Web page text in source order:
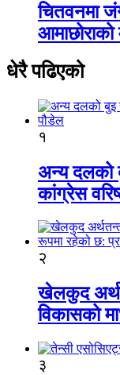
चितवनमा
आमाछोराको
धेरै पढिएको
१
अन्य दलको
कांग्रेस
२
खेलकुद
विकासको
३